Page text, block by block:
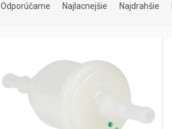
Odporúčame Najlacnejšie Najdrahšie